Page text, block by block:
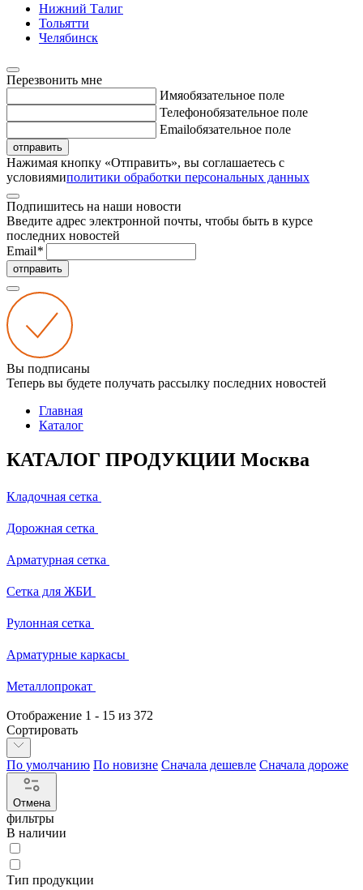
Нижний Талиг
Тольятти
Челябинск
Перезвонить мне
Имяобязательное поле
Телефонобязательное поле
Emailобязательное поле
отправить
Нажимая кнопку «Отправить», вы соглашаетесь с
условиямиполитики обработки персональных данных
Подпишитесь на наши новости
Введите адрес электронной почты, чтобы быть в курсе
последних новостей
Email*
отправить
Вы подписаны
Теперь вы будете получать рассылку последних новостей
Главная
Каталог
КАТАЛОГ ПРОДУКЦИИ Москва
Кладочная сетка
Дорожная сетка
Арматурная сетка
Сетка для ЖБИ
Рулонная сетка
Арматурные каркасы
Металлопрокат
Отображение 1 - 15 из 372
Сортировать
По умолчанию По новизне Сначала дешевле Сначала дороже
Отмена
фильтры
В наличии
Тип продукции